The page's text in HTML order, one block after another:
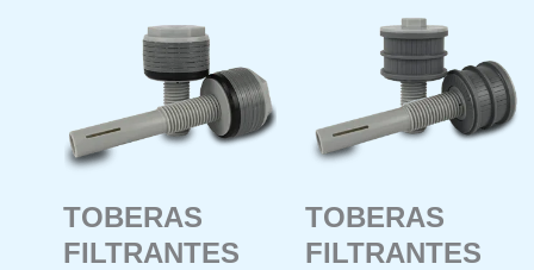
TOBERAS
FILTRANTES
TOBERAS
FILTRANTES